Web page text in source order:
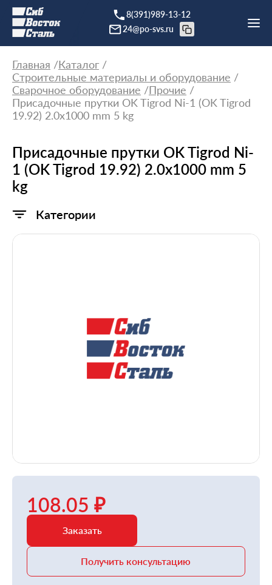
8(391)989-13-12
24@po-svs.ru
Главная
Каталог
Строительные материалы и оборудование
Сварочное оборудование
Прочие
Присадочные прутки OK Tigrod Ni-1 (OK Tigrod
19.92) 2.0x1000 mm 5 kg
Присадочные прутки OK Tigrod Ni-
1 (OK Tigrod 19.92) 2.0x1000 mm 5
kg
Категории
108.05 ₽
Заказать
Получить консультацию